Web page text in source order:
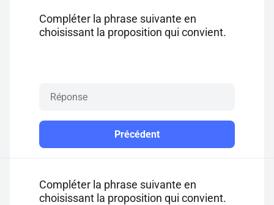
Compléter la phrase suivante en
choisissant la proposition qui convient.
Précédent
Compléter la phrase suivante en
choisissant la proposition qui convient.